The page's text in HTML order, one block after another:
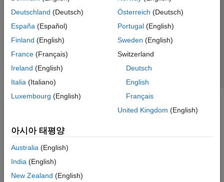
Deutschland (Deutsch)
España (Español)
Finland (English)
France (Français)
Ireland (English)
Italia (Italiano)
Luxembourg (English)
Österreich (Deutsch)
Portugal(English)
Sweden (English)
Switzerland
Deutsch
English
Français
United Kingdom (English)
아시아 태평양
Australia (English)
India (English)
New Zealand (English)
애플리케이션 상태
© 1994-2026 The MathWorks, Inc.